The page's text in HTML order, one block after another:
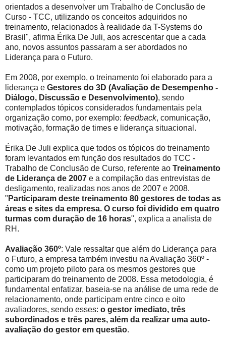
orientados a desenvolver um Trabalho de Conclusão de
Curso - TCC, utilizando os conceitos adquiridos no
treinamento, relacionados à realidade da T-Systems do
Brasil", afirma Érika De Juli, aos acrescentar que a cada
ano, novos assuntos passaram a ser abordados no
Liderança para o Futuro.
Em 2008, por exemplo, o treinamento foi elaborado para a
liderança e Gestores do 3D (Avaliação de Desempenho -
Diálogo, Discussão e Desenvolvimento), sendo
contemplados tópicos considerados fundamentais pela
organização como, por exemplo: feedback, comunicação,
motivação, formação de times e liderança situacional.
Érika De Juli explica que todos os tópicos do treinamento
foram levantados em função dos resultados do TCC -
Trabalho de Conclusão de Curso, referente ao Treinamento
de Liderança de 2007 e a compilação das entrevistas de
desligamento, realizadas nos anos de 2007 e 2008.
" Participaram deste treinamento 80 gestores de todas as
áreas e sites da empresa. O curso foi dividido em quatro
turmas com duração de 16 horas", explica a analista de
RH.
Avaliação 360º: Vale ressaltar que além do Liderança para
o Futuro, a empresa também investiu na Avaliação 360º -
como um projeto piloto para os mesmos gestores que
participaram do treinamento de 2008. Essa metodologia, é
fundamental enfatizar, baseia-se na análise de uma rede de
relacionamento, onde participam entre cinco e oito
avaliadores, sendo esses: o gestor imediato, três
subordinados e três pares, além da realizar uma auto-
avaliação do gestor em questão.